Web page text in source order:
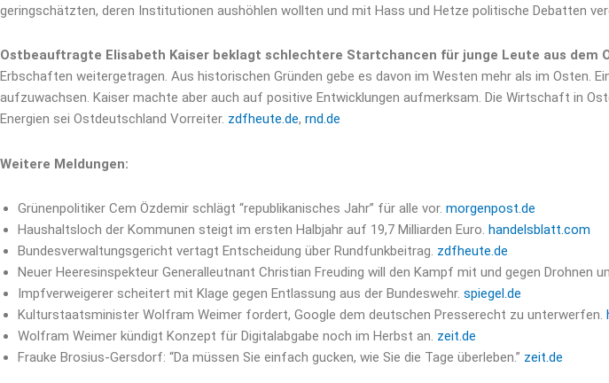
geringschätzten, deren Institutionen aushöhlen wollten und mit Hass und Hetze politische Debatten
Ostbeauftragte Elisabeth Kaiser beklagt schlechtere Startchancen für junge Leute aus dem
Erbschaften weitergetragen. Aus historischen Gründen gebe es davon im Westen mehr als im
aufzuwachsen. Kaiser machte aber auch auf positive Entwicklungen aufmerksam. Die Wirtschaft in
Energien sei Ostdeutschland Vorreiter. zdfheute.de, rnd.de
Weitere Meldungen:
Grünenpolitiker Cem Özdemir schlägt “republikanisches Jahr” für alle vor. morgenpost.de
Haushaltsloch der Kommunen steigt im ersten Halbjahr auf 19,7 Milliarden Euro. handelsblatt.com
Bundesverwaltungsgericht vertagt Entscheidung über Rundfunkbeitrag. zdfheute.de
Neuer Heeresinspekteur Generalleutnant Christian Freuding will den Kampf mit und gegen Drohnen
Impfverweigerer scheitert mit Klage gegen Entlassung aus der Bundeswehr. spiegel.de
Kulturstaatsminister Wolfram Weimer fordert, Google dem deutschen Presserecht zu unterwerfen.
Wolfram Weimer kündigt Konzept für Digitalabgabe noch im Herbst an. zeit.de
Frauke Brosius-Gersdorf: “Da müssen Sie einfach gucken, wie Sie die Tage überleben.” zeit.de